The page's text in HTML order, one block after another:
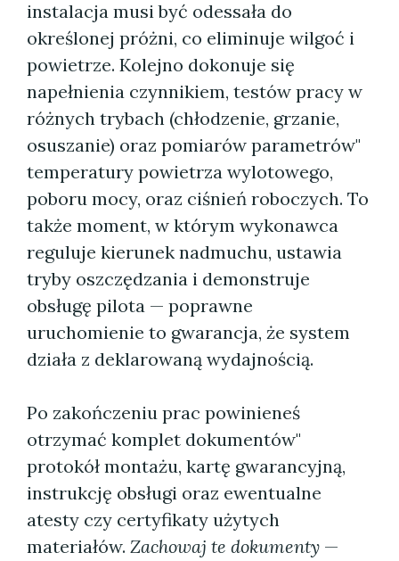
instalacja musi być odessała do
określonej próżni, co eliminuje wilgoć i
powietrze. Kolejno dokonuje się
napełnienia czynnikiem, testów pracy w
różnych trybach (chłodzenie, grzanie,
osuszanie) oraz pomiarów parametrów"
temperatury powietrza wylotowego,
poboru mocy, oraz ciśnień roboczych. To
także moment, w którym wykonawca
reguluje kierunek nadmuchu, ustawia
tryby oszczędzania i demonstruje
obsługę pilota — poprawne
uruchomienie to gwarancja, że system
działa z deklarowaną wydajnością.
Po zakończeniu prac powinieneś
otrzymać komplet dokumentów"
protokół montażu, kartę gwarancyjną,
instrukcję obsługi oraz ewentualne
atesty czy certyfikaty użytych
materiałów. Zachowaj te dokumenty —